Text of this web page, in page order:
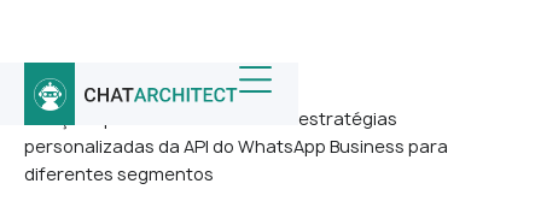
Início Notícias /
Soluções para diversos setores: estratégias
personalizadas da API do WhatsApp Business para
diferentes segmentos